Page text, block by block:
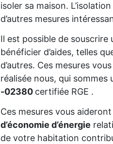
isoler sa maison.
d’autres mesures
Il est possible de souscrire
bénéficier d’aides, telles
d’autres. Ces mesures
réalisée nous, qui
-02380 certifiée RGE .
Ces mesures vous
d’économie d’énergie
de votre habitation